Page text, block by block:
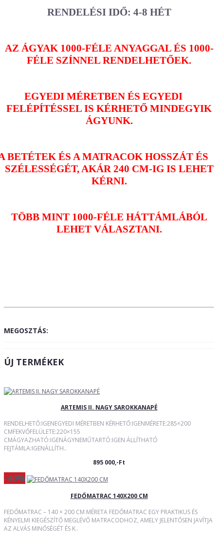
RENDELÉSI IDŐ: 4-8 HÉT
AZ ÁGYAK 1000-FÉLE ANYAGGAL ÉS 1000-
FÉLE SZÍNNEL RENDELHETŐEK.
EGYEDI MÉRETBEN ÉS EGYEDI
FELÉPÍTÉSSEL IS KÉRHETŐ MINDEGYIK
ÁGYUNK.
BETÉTEK ÉS A MATRACOK HOSSZÁT ÉS
SZÉLESSÉGÉT, AKÁR 240 CM-IG IS LEHET
KÉRNI.
TÖBB MINT 1000-FÉLE HÁTTÁMLÁBÓL
LEHET VÁLASZTANI.
MEGOSZTÁS:
ÚJ TERMÉKEK
ARTEMIS II. NAGY SAROKKANAPÉ
RENDELHETŐ:IGENEGYEDI MÉRETBEN KÉRHETŐ:IGENMÉRETE:285×200
CMFEKVŐFELÜLETE:220×155
CMÁGYAZHATÓ:IGENÁGYNEMŰTARTÓ:IGEN ÁLLÍTHATÓ
FEJTÁMLA:IGENÁLLÍTH..
895 000,-Ft
-40%
FEDŐMATRAC 140X200 CM
FEDŐMATRAC – 140 × 200 CM MÉRETA FEDŐMATRAC EGY PRAKTIKUS ÉS
KÉNYELMI KIEGÉSZÍTŐ MEGLÉVŐ MATRACODHOZ, AMELY JELENTŐSEN JAVÍTJA
AZ ALVÁS MINŐSÉGÉT ÉS K..